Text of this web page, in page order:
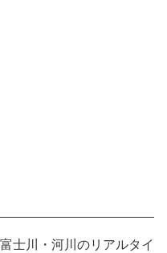
士川・河川のリアルタイ